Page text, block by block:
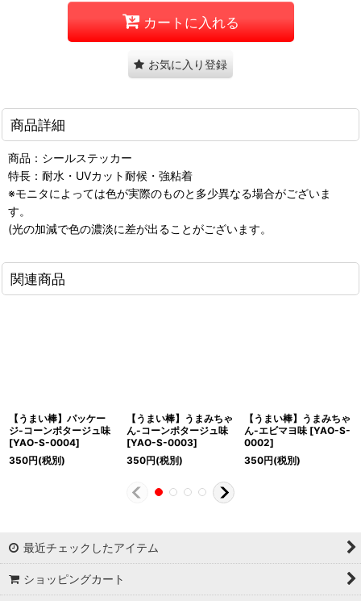
カートに入れる
お気に入り登録
商品詳細
商品：シールステッカー
特長：耐水・UVカット耐候・強粘着
※モニタによっては色が実際のものと多少異なる場合がございま
す。
(光の加減で色の濃淡に差が出ることがございます。
関連商品
【うまい棒】パッケー
ジ-コーンポタージュ味
[YAO-S-0004]
350円(税別)
【うまい棒】うまみちゃ
ん-コーンポタージュ味
[YAO-S-0003]
350円(税別)
【うまい棒】うまみちゃ
ん-エビマヨ味 [YAO-S-
0002]
350円(税別)
最近チェックしたアイテム
ショッピングカート